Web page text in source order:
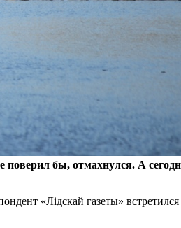
бы, отмахнулся. А
«Лідскай газеты»